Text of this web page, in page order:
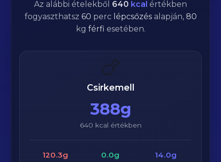
Az alábbi ételekből 640 kcal értékben
fogyaszthatsz 60 perc lépcsőzésalapján, 80
kg férfi esetében.
🍗
Csirkemell
388g
640 kcal értékben
120.3g 0.0g 14.0g